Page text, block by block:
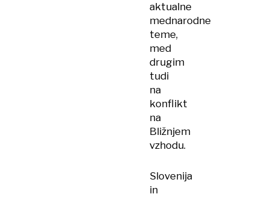
aktualne
mednarodne
teme,
med
drugim
tudi
na
konflikt
na
Bližnjem
vzhodu.
Slovenija
in